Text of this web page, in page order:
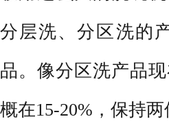
分层洗、分区洗的
品。像分区洗产品
概在15-20%，保持两